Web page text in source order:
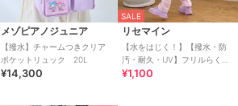
メゾピアノジュニア
【撥水】チャームつきクリア
ポケットリュック 20L
¥14,300
SALE
リセマイン
【水をはじく！】【撥水・防
汚・耐久・UV】フリルらくら
くナップ【子供服】【キッ
¥1,100